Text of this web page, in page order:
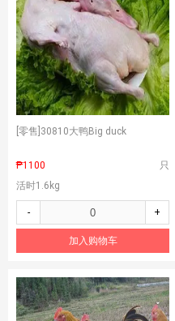
[零售] 30810大鸭Big duck
₱1100
只
活时1.6kg
- +
加入购物车